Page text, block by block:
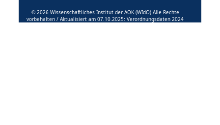
© 2026 Wissenschaftliches Institut der AOK (WIdO) Alle Rechte
vorbehalten / Aktualisiert am 07.10.2025: Verordnungsdaten 2024